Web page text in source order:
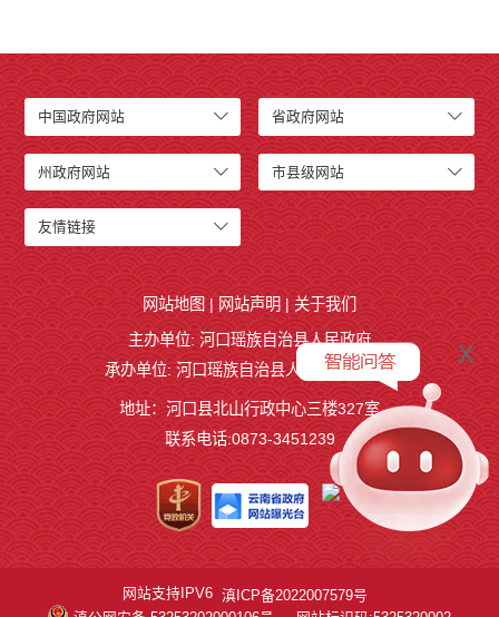
中国政府网站 省政府网站
州政府网站 市县级网站
友情链接
网站地图 | 网站声明 | 关于我们
主办单位: 河口瑶族自治县人民政府
承办单位: 河口瑶族自治县人民政府办公室
地址：河口县北山行政中心三楼327室
联系电话:0873-3451239
x
网站支持IPV6 滇ICP备2022007579号